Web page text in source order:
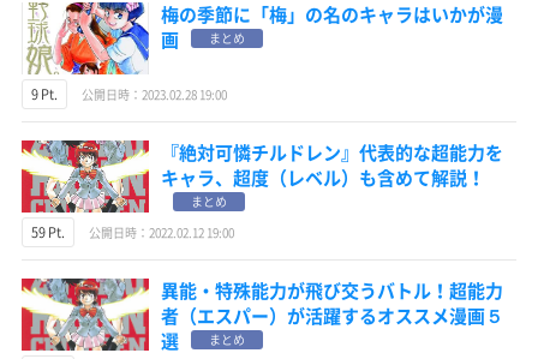
梅の季節に「梅」の名のキャラはいかが漫
画
まとめ
9 Pt. 公開日時：2023.02.28 19:00
『絶対可憐チルドレン』代表的な超能力を
キャラ、超度（レベル）も含めて解説！
まとめ
59 Pt. 公開日時：2022.02.12 19:00
異能・特殊能力が飛び交うバトル！超能力
者（エスパー）が活躍するオススメ漫画５
選
まとめ